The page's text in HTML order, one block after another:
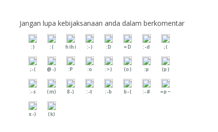
Jangan lupa kebijaksanaan anda dalam berkomentar
:) :( hihi :-) :D =D :-d ;(
;-( @-) :P :o :>) (o) :p (p)
:-s (m) 8-) :-t :-b b-( :-# =p~
x-) (k)